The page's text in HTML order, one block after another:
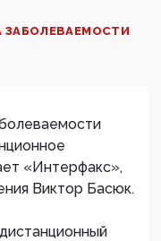
«Интерфакс»,
Виктор Басюк.